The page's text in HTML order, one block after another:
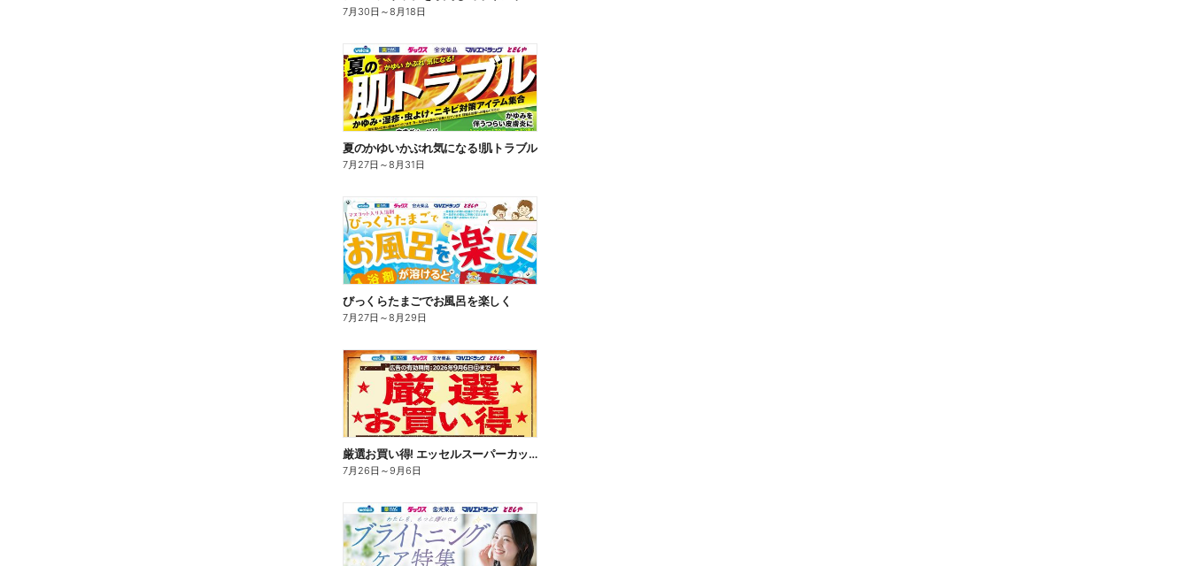
7月30日 ～8月18日
夏のかゆいかぶれ気になる!肌トラブル
7月27日 ～8月31日
びっくらたまごでお風呂を楽しく
7月27日 ～8月29日
厳選お買い得! エッセルスーパーカップ
7月26日 ～9月6日